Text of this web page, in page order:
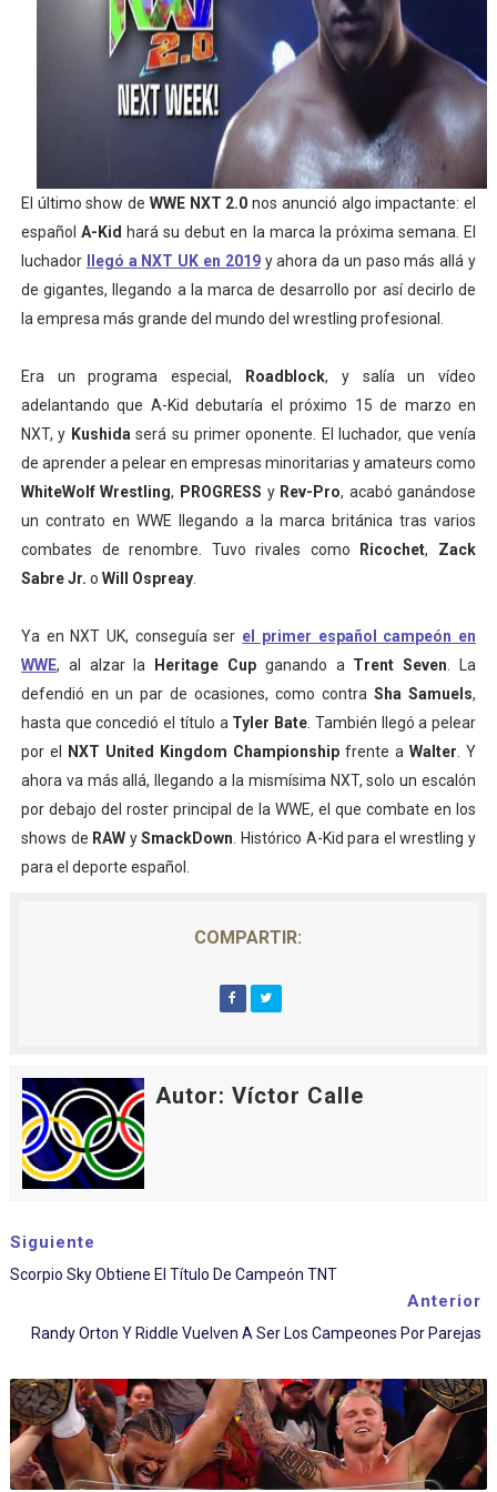
Mundial de Fórmula 1 2026 - Lando Norris consigue
Copa del Mundo femenina 2026 - Estados Unidos
Mundial Fórmula E 2026 - Victorias de Ticktum y de
Women's Football Alliance 2026 - Minnesota Vixen
Campeonato de Europa de pentatlón moderno 2026
El último show de WWE NXT 2.0nos anunció algo impactante: el
españolA-Kid hará su debut en la marca la próxima semana. El
luchador
llegó a NXT UK en 2019y ahora da un paso más allá y
de gigantes, llegando a la marca de desarrollo por así decirlo de
la empresa más grande del mundo del wrestling profesional.
Era un programa especial, Roadblock, y salía un vídeo
adelantando que A-Kid debutaría el próximo 15 de marzo en
NXT, y Kushidaserá su primer oponente. El luchador, que venía
de aprender a pelear en empresas minoritarias y amateurs como
WhiteWolf Wrestling, PROGRESS y Rev-Pro, acabó ganándose
un contrato en WWE llegando a la marca británica tras varios
combates de renombre. Tuvo rivales como
Ricochet, Zack
Sabre Jr. o Will Ospreay.
Ya en NXT UK, conseguía ser el primer español campeón en
WWE, al alzar la Heritage Cup ganando a Trent Seven . La
defendió en un par de ocasiones, como contraSha Samuels,
hasta que concedió el título a Tyler Bate . También llegó a pelear
por el
NXT United Kingdom Championship frente aWalter Y
ahora va más allá, llegando a la mismísima NXT, solo un escalón
por debajo del roster principal de la WWE, el que combate en los
shows de RAW ySmackDown . Histórico A-Kid para el wrestling y
para el deporte español.
COMPARTIR:
Autor: Víctor Calle
Siguiente
Scorpio Sky Obtiene El Título De Campeón TNT
Anterior
Randy Orton Y Riddle Vuelven A Ser Los Campeones Por Parejas